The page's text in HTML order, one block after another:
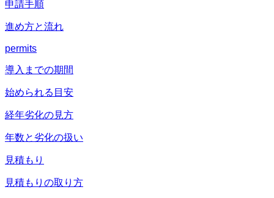
申請手順
進め方と流れ
permits
導入までの期間
始められる目安
経年劣化の見方
年数と劣化の扱い
見積もり
見積もりの取り方